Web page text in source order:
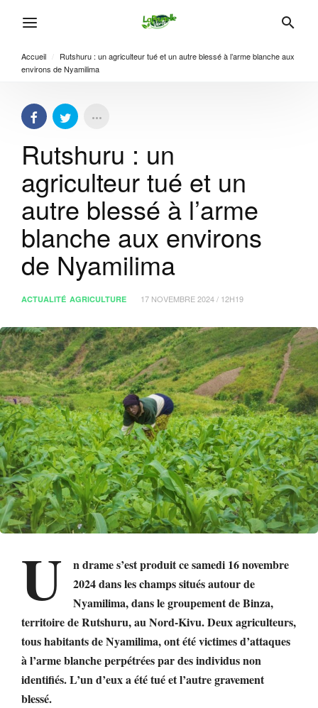
Accueil
Rutshuru : un agriculteur tué et un autre blessé à l’arme blanche aux
environs de Nyamilima
Rutshuru : un
agriculteur tué et un
autre blessé à l’arme
blanche aux environs
de Nyamilima
ACTUALITÉ AGRICULTURE 17 NOVEMBRE 2024 / 12H19
U
n drame s’est produit ce samedi 16 novembre
2024 dans les champs situés autour de
Nyamilima, dans le groupement de Binza,
territoire de Rutshuru, au Nord-Kivu. Deux agriculteurs,
tous habitants de Nyamilima, ont été victimes d’attaques
à l’arme blanche perpétrées par des individus non
identifiés. L’un d’eux a été tué et l’autre gravement
blessé.